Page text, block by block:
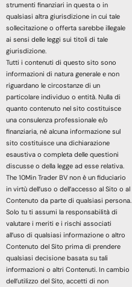
strumenti finanziari in questa o in
qualsiasi altra giurisdizione in cui tale
sollecitazione o offerta sarebbe illegale
ai sensi delle leggi sui titoli di tale
giurisdizione.
Tutti i contenuti di questo sito sono
informazioni di natura generale e non
riguardano le circostanze di un
particolare individuo o entità. Nulla di
quanto contenuto nel sito costituisce
una consulenza professionale e/o
finanziaria, né alcuna informazione sul
sito costituisce una dichiarazione
esaustiva o completa delle questioni
discusse o della legge ad esse relativa.
The 10Min Trader BV non è un fiduciario
in virtù dell’uso o dell’accesso al Sito o al
Contenuto da parte di qualsiasi persona.
Solo tu ti assumi la responsabilità di
valutare i meriti e i rischi associati
all’uso di qualsiasi informazione o altro
Contenuto del Sito prima di prendere
qualsiasi decisione basata su tali
informazioni o altri Contenuti. In cambio
dell’utilizzo del Sito, accetti di non